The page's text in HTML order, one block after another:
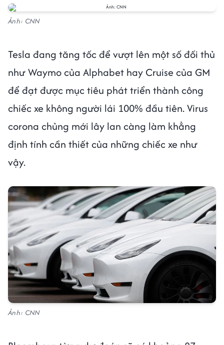
Ảnh: CNN
Tesla đang tăng tốc để vượt lên một số đối thủ
như Waymo của Alphabet hay Cruise của GM
để đạt được mục tiêu phát triển thành công
chiếc xe không người lái 100% đầu tiên. Virus
corona chủng mới lây lan càng làm khẳng
định tính cần thiết của những chiếc xe như
vậy.
Ảnh: CNN